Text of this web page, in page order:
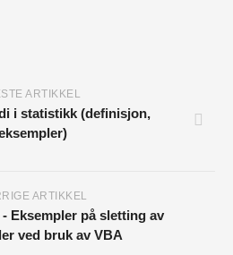
ARTIKKEL
i statistikk (definisjon,
ARTIKKEL
Eksempler på sletting av
ved bruk av VBA